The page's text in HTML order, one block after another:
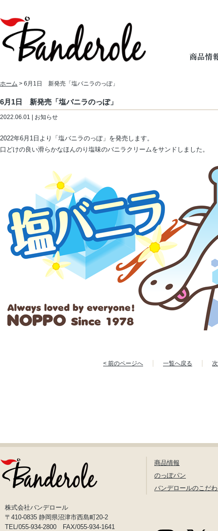
ホーム > 6月1日 新発売「塩バニラのっぽ」
6月1日 新発売「塩バニラのっぽ」
2022.06.01 | お知らせ
2022年6月1日より「塩バニラのっぽ」を発売します。
口どけの良い滑らかなほんのり塩味のバニラクリームをサンドしました。
< 前のページへ 一覧へ戻る
株式会社バンデロール
〒410-0835 静岡県沼津市西島町20-2
TEL/055-934-2800 FAX/055-934-1641
商品情報
のっぽパン
バンデロールのこだ